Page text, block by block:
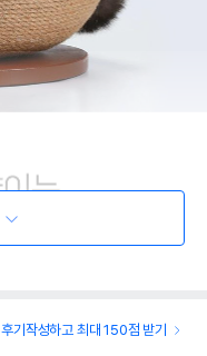
후기작성하고 최대 150점 받기